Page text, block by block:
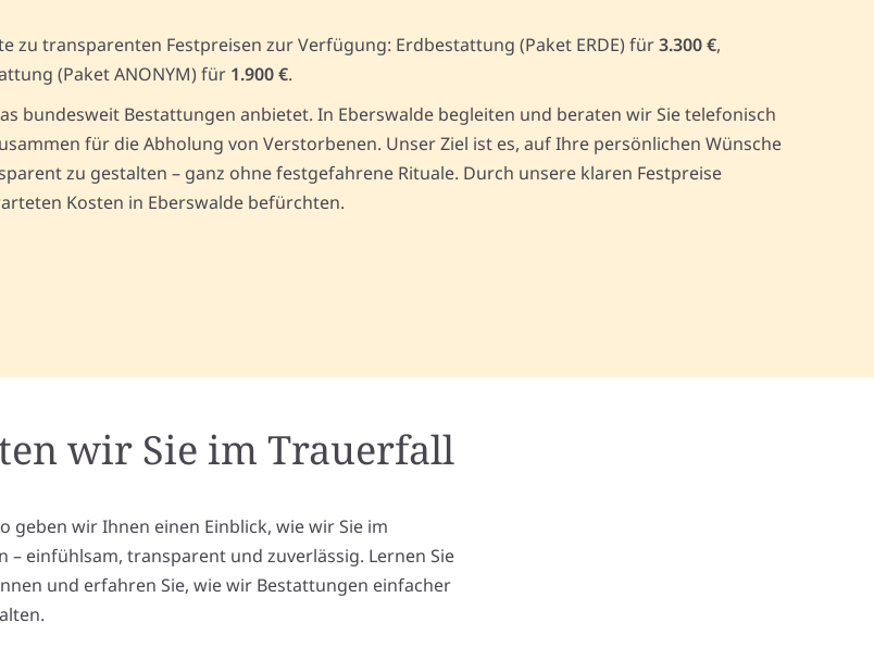
zu transparenten Festpreisen zur Verfügung: Erdbestattung (Paket ERDE) für3.300 €,
(Paket ANONYM) für 1.900 €.
bundesweit Bestattungen anbietet. In Eberswalde begleiten und beraten wir Sie telefonisch
für die Abholung von Verstorbenen. Unser Ziel ist es, auf Ihre persönlichen Wünsche
zu gestalten – ganz ohne festgefahrene Rituale. Durch unsere klaren Festpreise
Kosten in Eberswalde befürchten.
wir Sie im Trauerfall
geben wir Ihnen einen Einblick, wie wir Sie im
– einfühlsam, transparent und zuverlässig. Lernen Sie
und erfahren Sie, wie wir Bestattungen einfacher